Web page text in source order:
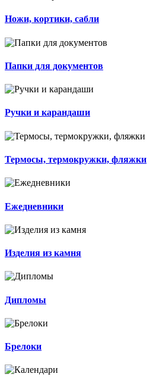
Ножи, кортики, сабли
Папки для документов
Ручки и карандаши
Термосы, термокружки, фляжки
Ежедневники
Изделия из камня
Дипломы
Брелоки